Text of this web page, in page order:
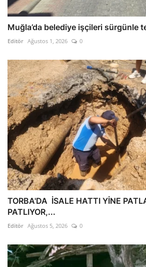
Muğla’da belediye işçileri sürgünle
Editör Ağustos 1, 2026 0
TORBA'DA İSALE HATTI YİNE
PATLIYOR,...
Editör Ağustos 5, 2026 0